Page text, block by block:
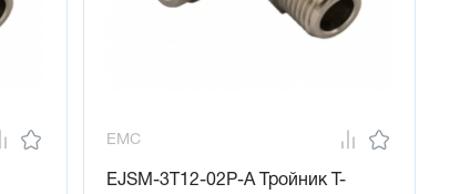
EMC
EJSM-3T12-02P-A Тройник Т-